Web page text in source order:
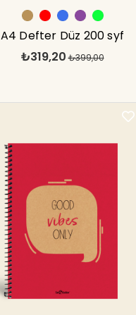
A4 Defter Düz 200 syf
Köpek Eco
₺319,20 ₺399,00